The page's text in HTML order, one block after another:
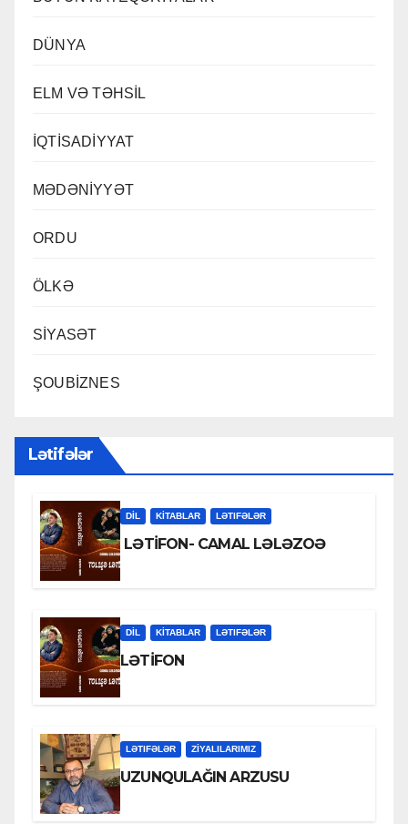
DÜNYA
ELM VƏ TƏHSİL
İQTİSADİYYAT
MƏDƏNİYYƏT
ORDU
ÖLKƏ
SİYASƏT
ŞOUBİZNES
Lətifələr
DİL KİTABLAR LƏTIFƏLƏR
LƏTİFON- CAMAL LƏLƏZOƏ
DİL KİTABLAR LƏTIFƏLƏR
LƏTİFON
LƏTIFƏLƏR ZİYALILARIMIZ
UZUNQULAĞIN ARZUSU